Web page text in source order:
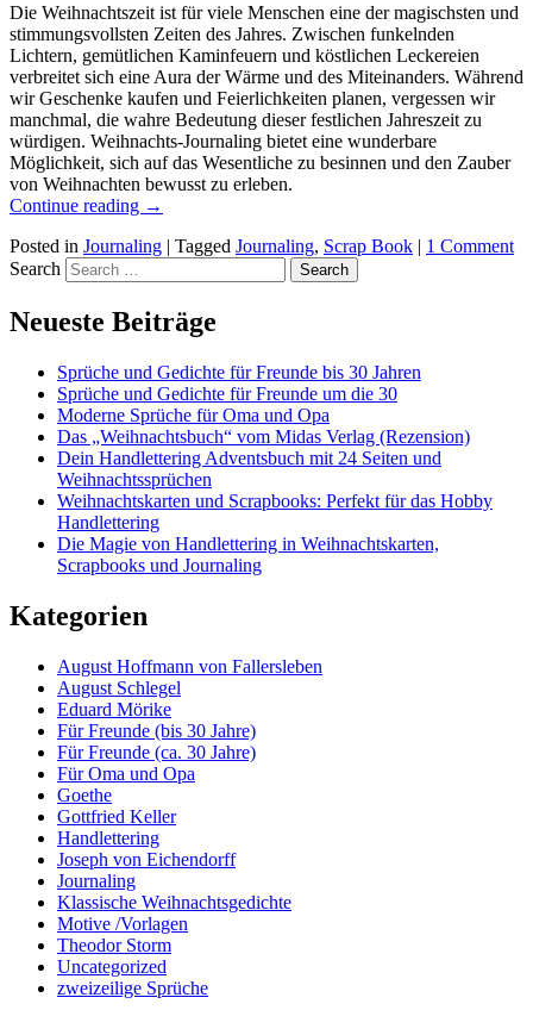
Die Weihnachtszeit ist für viele Menschen eine der magischsten und
stimmungsvollsten Zeiten des Jahres. Zwischen funkelnden
Lichtern, gemütlichen Kaminfeuern und köstlichen Leckereien
verbreitet sich eine Aura der Wärme und des Miteinanders. Während
wir Geschenke kaufen und Feierlichkeiten planen, vergessen wir
manchmal, die wahre Bedeutung dieser festlichen Jahreszeit zu
würdigen. Weihnachts-Journaling bietet eine wunderbare
Möglichkeit, sich auf das Wesentliche zu besinnen und den Zauber
von Weihnachten bewusst zu erleben.
Continue reading →
Posted in Journaling | Tagged Journaling, Scrap Book | 1 Comment
Search
Neueste Beiträge
Sprüche und Gedichte für Freunde bis 30 Jahren
Sprüche und Gedichte für Freunde um die 30
Moderne Sprüche für Oma und Opa
Das „Weihnachtsbuch“ vom Midas Verlag (Rezension)
Dein Handlettering Adventsbuch mit 24 Seiten und
Weihnachtssprüchen
Weihnachtskarten und Scrapbooks: Perfekt für das Hobby
Handlettering
Die Magie von Handlettering in Weihnachtskarten,
Scrapbooks und Journaling
Kategorien
August Hoffmann von Fallersleben
August Schlegel
Eduard Mörike
Für Freunde (bis 30 Jahre)
Für Freunde (ca. 30 Jahre)
Für Oma und Opa
Goethe
Gottfried Keller
Handlettering
Joseph von Eichendorff
Journaling
Klassische Weihnachtsgedichte
Motive /Vorlagen
Theodor Storm
Uncategorized
zweizeilige Sprüche